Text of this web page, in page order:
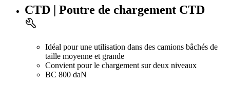
CTD | Poutre de chargement CTD
Idéal pour une utilisation dans des camions bâchés de
taille moyenne et grande
Convient pour le chargement sur deux niveaux
BC 800 daN